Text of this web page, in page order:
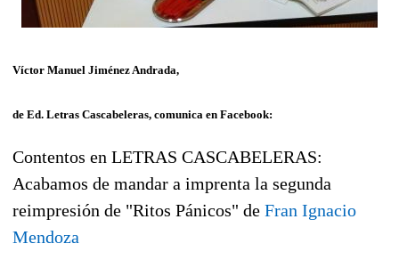
Víctor Manuel Jiménez Andrada,
de Ed. Letras Cascabeleras, comunica en Facebook:
Contentos en LETRAS CASCABELERAS:
Acabamos de mandar a imprenta la segunda
reimpresión de "Ritos Pánicos" de Fran Ignacio
Mendoza